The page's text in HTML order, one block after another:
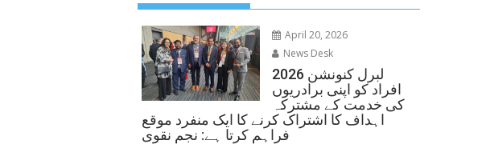
April 20, 2026
News Desk
لبرل کنونشن 2026
افراد کو اپنی برادریوں
کی خدمت کے مشترکہ
اہداف کا اشتراک کرنے کا ایک منفرد موقع
فراہم کرتا ہے: نجم نقوی